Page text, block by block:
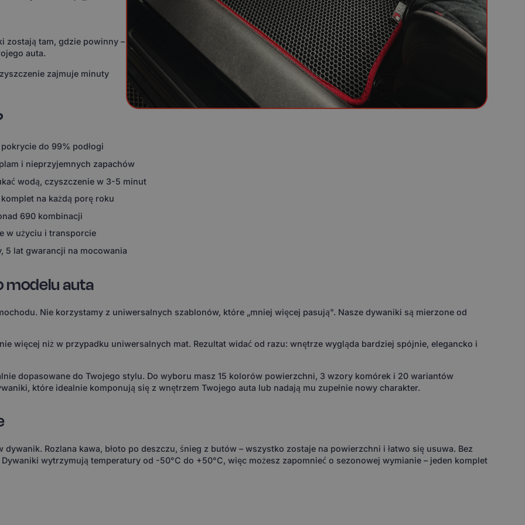
zostają tam, gdzie powinny –
auta.
zajmuje minuty
do 99% podłogi
i nieprzyjemnych zapachów
wodą, czyszczenie w 3-5 minut
na każdą porę roku
690 kombinacji
w użyciu i transporcie
5 lat gwarancji na mocowania
modelu auta
Nie korzystamy z uniwersalnych szablonów, które „mniej więcej pasują". Nasze dywaniki są mierzone od
więcej niż w przypadku uniwersalnych mat. Rezultat widać od razu: wnętrze wygląda bardziej spójnie, elegancko i
dopasowane do Twojego stylu. Do wyboru masz 15 kolorów powierzchni, 3 wzory komórek i 20 wariantów
które idealnie komponują się z wnętrzem Twojego auta lub nadają mu zupełnie nowy charakter.
dywanik. Rozlana kawa, błoto po deszczu, śnieg z butów – wszystko zostaje na powierzchni i łatwo się usuwa. Bez
wytrzymują temperatury od -50°C do +50°C, więc możesz zapomnieć o sezonowej wymianie – jeden komplet